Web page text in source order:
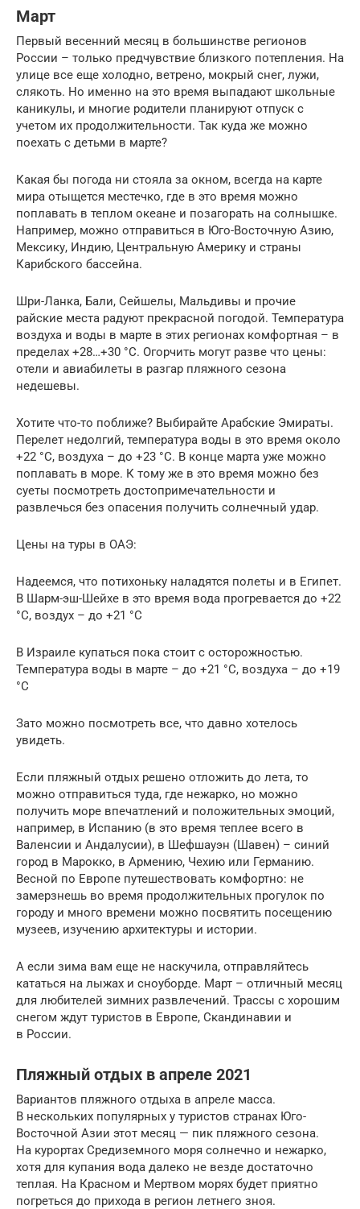
Март
Первый весенний месяц в большинстве регионов
России – только предчувствие близкого потепления. На
улице все еще холодно, ветрено, мокрый снег, лужи,
слякоть. Но именно на это время выпадают школьные
каникулы, и многие родители планируют отпуск с
учетом их продолжительности. Так куда же можно
поехать с детьми в марте?
Какая бы погода ни стояла за окном, всегда на карте
мира отыщется местечко, где в это время можно
поплавать в теплом океане и позагорать на солнышке.
Например, можно отправиться в Юго-Восточную Азию,
Мексику, Индию, Центральную Америку и страны
Карибского бассейна.
Шри-Ланка, Бали, Сейшелы, Мальдивы и прочие
райские места радуют прекрасной погодой. Температура
воздуха и воды в марте в этих регионах комфортная – в
пределах +28…+30 °С. Огорчить могут разве что цены:
отели и авиабилеты в разгар пляжного сезона
недешевы.
Хотите что-то поближе? Выбирайте Арабские Эмираты.
Перелет недолгий, температура воды в это время около
+22 °С, воздуха – до +23 °С. В конце марта уже можно
поплавать в море. К тому же в это время можно без
суеты посмотреть достопримечательности и
развлечься без опасения получить солнечный удар.
Цены на туры в ОАЭ:
Надеемся, что потихоньку наладятся полеты и в Египет.
В Шарм-эш-Шейхе в это время вода прогревается до +22
°С, воздух – до +21 °С
В Израиле купаться пока стоит с осторожностью.
Температура воды в марте – до +21 °С, воздуха – до +19
°С
Зато можно посмотреть все, что давно хотелось
увидеть.
Если пляжный отдых решено отложить до лета, то
можно отправиться туда, где нежарко, но можно
получить море впечатлений и положительных эмоций,
например, в Испанию (в это время теплее всего в
Валенсии и Андалусии), в Шефшауэн (Шавен) – синий
город в Марокко, в Армению, Чехию или Германию.
Весной по Европе путешествовать комфортно: не
замерзнешь во время продолжительных прогулок по
городу и много времени можно посвятить посещению
музеев, изучению архитектуры и истории.
А если зима вам еще не наскучила, отправляйтесь
кататься на лыжах и сноуборде. Март – отличный месяц
для любителей зимних развлечений. Трассы с хорошим
снегом ждут туристов в Европе, Скандинавии и
в России.
Пляжный отдых в апреле 2021
Вариантов пляжного отдыха в апреле масса.
В нескольких популярных у туристов странах Юго-
Восточной Азии этот месяц — пик пляжного сезона.
На курортах Средиземного моря солнечно и нежарко,
хотя для купания вода далеко не везде достаточно
теплая. На Красном и Мертвом морях будет приятно
погреться до прихода в регион летнего зноя.